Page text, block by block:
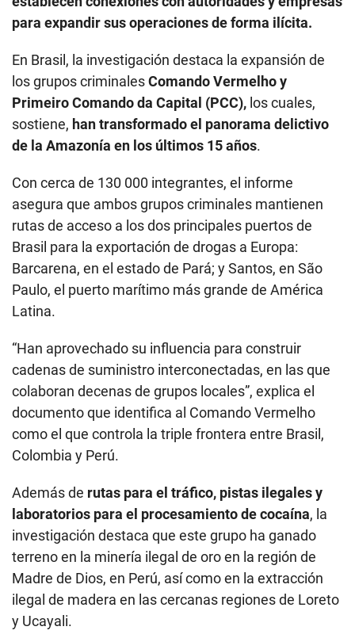
para expandir sus operaciones de forma ilícita.
En Brasil, la investigación destaca la expansión de
los grupos criminalesComando Vermelho y
Primeiro Comando da Capital (PCC), los cuales,
sostiene, han transformado el panorama delictivo
de la Amazonía en los últimos 15 años.
Con cerca de 130 000 integrantes, el informe
asegura que ambos grupos criminales mantienen
rutas de acceso a los dos principales puertos de
Brasil para la exportación de drogas a Europa:
Barcarena, en el estado de Pará; y Santos, en São
Paulo, el puerto marítimo más grande de América
Latina.
“Han aprovechado su influencia para construir
cadenas de suministro interconectadas, en las que
colaboran decenas de grupos locales”, explica el
documento que identifica al Comando Vermelho
como el que controla la triple frontera entre Brasil,
Colombia y Perú.
Además de rutas para el tráfico, pistas ilegales y
laboratorios para el procesamiento de cocaína, la
investigación destaca que este grupo ha ganado
terreno en la minería ilegal de oro en la región de
Madre de Dios, en Perú, así como en la extracción
ilegal de madera en las cercanas regiones de Loreto
y Ucayali.